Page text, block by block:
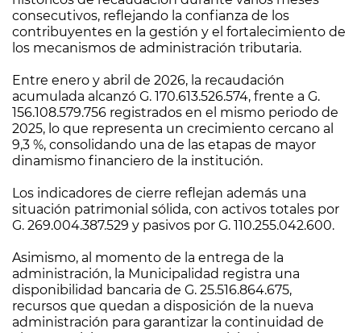
consecutivos, reflejando la confianza de los
contribuyentes en la gestión y el fortalecimiento de
los mecanismos de administración tributaria.
Entre enero y abril de 2026, la recaudación
acumulada alcanzó G. 170.613.526.574, frente a G.
156.108.579.756 registrados en el mismo periodo de
2025, lo que representa un crecimiento cercano al
9,3 %, consolidando una de las etapas de mayor
dinamismo financiero de la institución.
Los indicadores de cierre reflejan además una
situación patrimonial sólida, con activos totales por
G. 269.004.387.529 y pasivos por G. 110.255.042.600.
Asimismo, al momento de la entrega de la
administración, la Municipalidad registra una
disponibilidad bancaria de G. 25.516.864.675,
recursos que quedan a disposición de la nueva
administración para garantizar la continuidad de